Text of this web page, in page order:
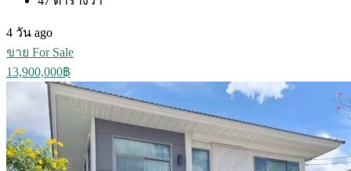
4 วัน ago
ขาย For Sale
13,900,000฿